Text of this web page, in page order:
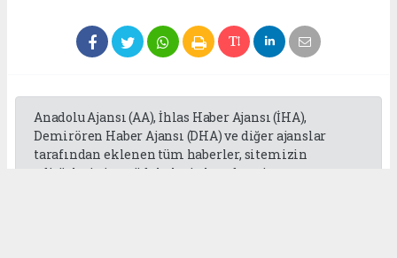
Anadolu Ajansı (AA), İhlas Haber Ajansı (İHA),
Demirören Haber Ajansı (DHA) ve diğer ajanslar
tarafından eklenen tüm haberler, sitemizin
editörlerinin müdahalesi olmadan ajans